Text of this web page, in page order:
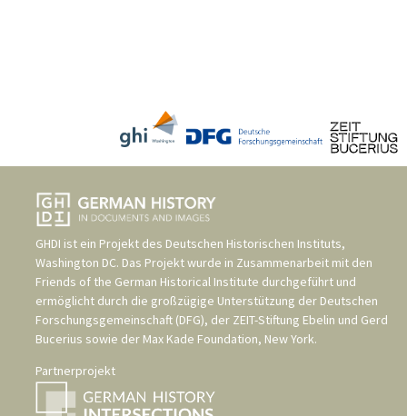
GHDI ist ein Projekt des Deutschen Historischen Instituts,
Washington DC. Das Projekt wurde in Zusammenarbeit mit den
Friends of the German Historical Institute durchgeführt und
ermöglicht durch die großzügige Unterstützung der Deutschen
Forschungsgemeinschaft (DFG), der ZEIT-Stiftung Ebelin und Gerd
Bucerius sowie der Max Kade Foundation, New York.
Partnerprojekt